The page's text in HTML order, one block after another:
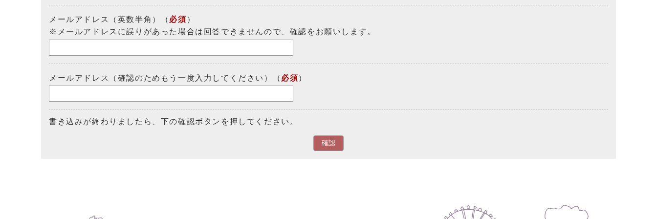
メールアドレス（英数半角）（ 必須 ）
※メールアドレスに誤りがあった場合は回答できませんので、確認をお願いします。
メールアドレス（確認のためもう一度入力してください）（ 必須）
書き込みが終わりましたら、下の確認ボタンを押してください。
確認